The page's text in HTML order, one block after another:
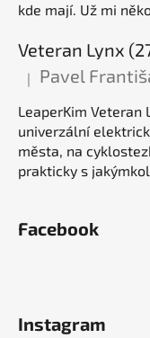
kde mají. Už mi
Hodnocení
| Pavel
LeaperKim Veteran
univerzální
města, na
prakticky s
Facebook
Instagram